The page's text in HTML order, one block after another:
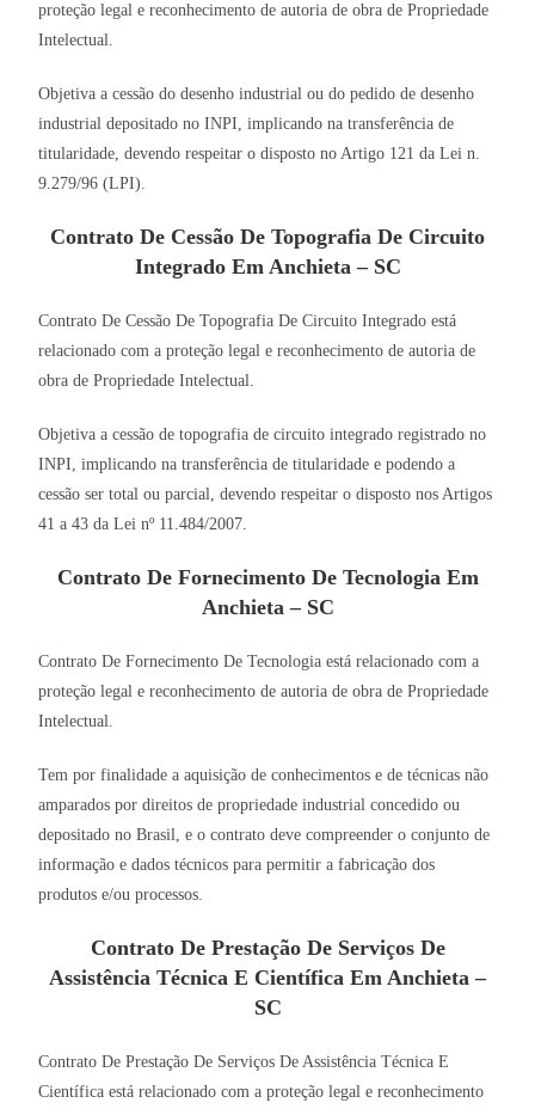
proteção legal e reconhecimento de autoria de obra de Propriedade
Intelectual.
Objetiva a cessão do desenho industrial ou do pedido de desenho
industrial depositado no INPI, implicando na transferência de
titularidade, devendo respeitar o disposto no Artigo 121 da Lei n.
9.279/96 (LPI).
Contrato De Cessão De Topografia De Circuito
Integrado Em Anchieta – SC
Contrato De Cessão De Topografia De Circuito Integrado está
relacionado com a proteção legal e reconhecimento de autoria de
obra de Propriedade Intelectual.
Objetiva a cessão de topografia de circuito integrado registrado no
INPI, implicando na transferência de titularidade e podendo a
cessão ser total ou parcial, devendo respeitar o disposto nos Artigos
41 a 43 da Lei nº 11.484/2007.
Contrato De Fornecimento De Tecnologia Em
Anchieta – SC
Contrato De Fornecimento De Tecnologia está relacionado com a
proteção legal e reconhecimento de autoria de obra de Propriedade
Intelectual.
Tem por finalidade a aquisição de conhecimentos e de técnicas não
amparados por direitos de propriedade industrial concedido ou
depositado no Brasil, e o contrato deve compreender o conjunto de
informação e dados técnicos para permitir a fabricação dos
produtos e/ou processos.
Contrato De Prestação De Serviços De
Assistência Técnica E Científica Em Anchieta –
SC
Contrato De Prestação De Serviços De Assistência Técnica E
Científica está relacionado com a proteção legal e reconhecimento